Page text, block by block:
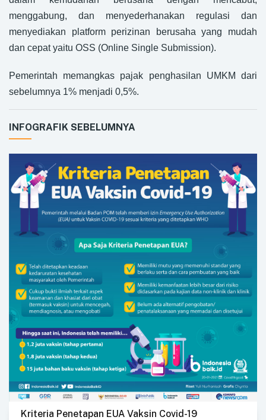
menggabung, dan menyederhanakan regulasi dan
menyediakan platform perizinan berusaha yang mudah
dan cepat yaitu OSS (Online Single Submission).
Pemerintah memangkas pajak penghasilan UMKM dari
sebelumnya 1% menjadi 0,5%.
INFOGRAFIK SEBELUMNYA
Kriteria Penetapan EUA Vaksin Covid-19